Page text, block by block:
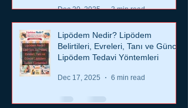
Dec 20, 2025 3 min read
Lipödem Nedir? Lipödem
Belirtileri, Evreleri, Tanı ve Güncel
Lipödem Tedavi Yöntemleri
Dec 17, 2025 6 min read